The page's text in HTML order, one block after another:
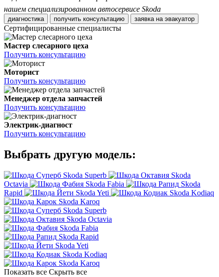
нашем специализированном автосервисе Skoda
диагностика получить консультацию заявка на эвакуатор
Сертифицированные специалисты
Мастер слесарного цеха
Получить консультацию
Моторист
Получить консультацию
Менеджер отдела запчастей
Получить консультацию
Электрик-диагност
Получить консультацию
Выбрать другую модель:
Skoda Superb
Skoda
Octavia
Skoda Fabia
Skoda
Rapid
Skoda Yeti
Skoda Kodiaq
Skoda Karoq
Skoda Superb
Skoda Octavia
Skoda Fabia
Skoda Rapid
Skoda Yeti
Skoda Kodiaq
Skoda Karoq
Показать все Скрыть все